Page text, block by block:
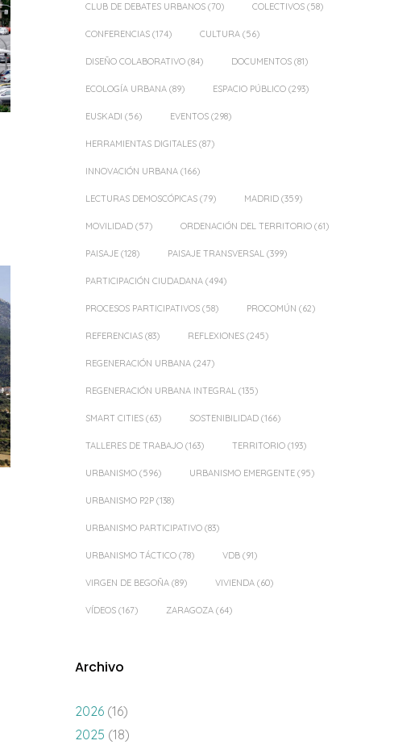
CLUB DE DEBATES URBANOS (70) COLECTIVOS (58)
CONFERENCIAS (174) CULTURA (56)
DISEÑO COLABORATIVO (84) DOCUMENTOS (81)
ECOLOGÍA URBANA (89) ESPACIO PÚBLICO (293)
EUSKADI (56) EVENTOS (298)
HERRAMIENTAS DIGITALES (87)
INNOVACIÓN URBANA (166)
LECTURAS DEMOSCÓPICAS (79) MADRID (359)
MOVILIDAD (57) ORDENACIÓN DEL TERRITORIO (61)
PAISAJE (128) PAISAJE TRANSVERSAL (399)
PARTICIPACIÓN CIUDADANA (494)
PROCESOS PARTICIPATIVOS (58) PROCOMÚN (62)
REFERENCIAS (83) REFLEXIONES (245)
REGENERACIÓN URBANA (247)
REGENERACIÓN URBANA INTEGRAL (135)
SMART CITIES (63) SOSTENIBILIDAD (166)
TALLERES DE TRABAJO (163) TERRITORIO (193)
URBANISMO (596) URBANISMO EMERGENTE (95)
URBANISMO P2P (138)
URBANISMO PARTICIPATIVO (83)
URBANISMO TÁCTICO (78) VDB (91)
VIRGEN DE BEGOÑA (89) VIVIENDA (60)
VÍDEOS (167) ZARAGOZA (64)
Archivo
2026 (16)
2025 (18)